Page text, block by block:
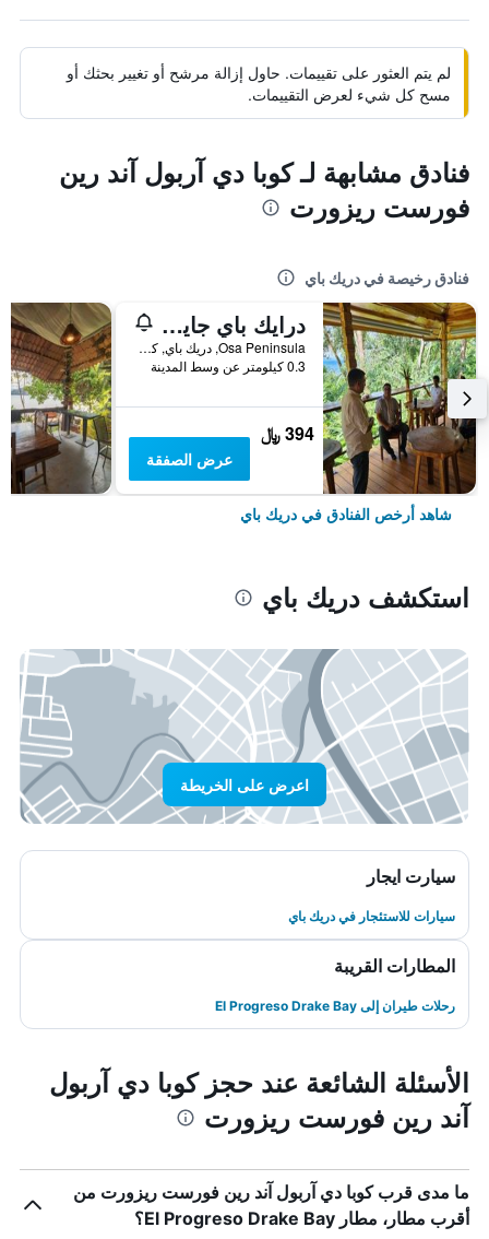
لم يتم العثور على تقييمات. حاول إزالة مرشح أو تغيير بحثك أو
مسح كل شيء لعرض التقييمات.
فنادق مشابهة لـ كوبا دي آربول آند رين
فورست ريزورت
فنادق رخيصة في دريك باي
درايك باي جايتواي ريزورت
Osa Peninsula, دريك باي, كوستاريكا
0.3 كيلومتر عن وسط المدينة
394 ﷼
عرض الصفقة
شاهد أرخص الفنادق في دريك باي
استكشف دريك باي
اعرض على الخريطة
سيارت ايجار
سيارات للاستئجار في دريك باي
المطارات القريبة
رحلات طيران إلى El Progreso Drake Bay
الأسئلة الشائعة عند حجز كوبا دي آربول
آند رين فورست ريزورت
ما مدى قرب كوبا دي آربول آند رين فورست ريزورت من
أقرب مطار، مطار El Progreso Drake Bay؟